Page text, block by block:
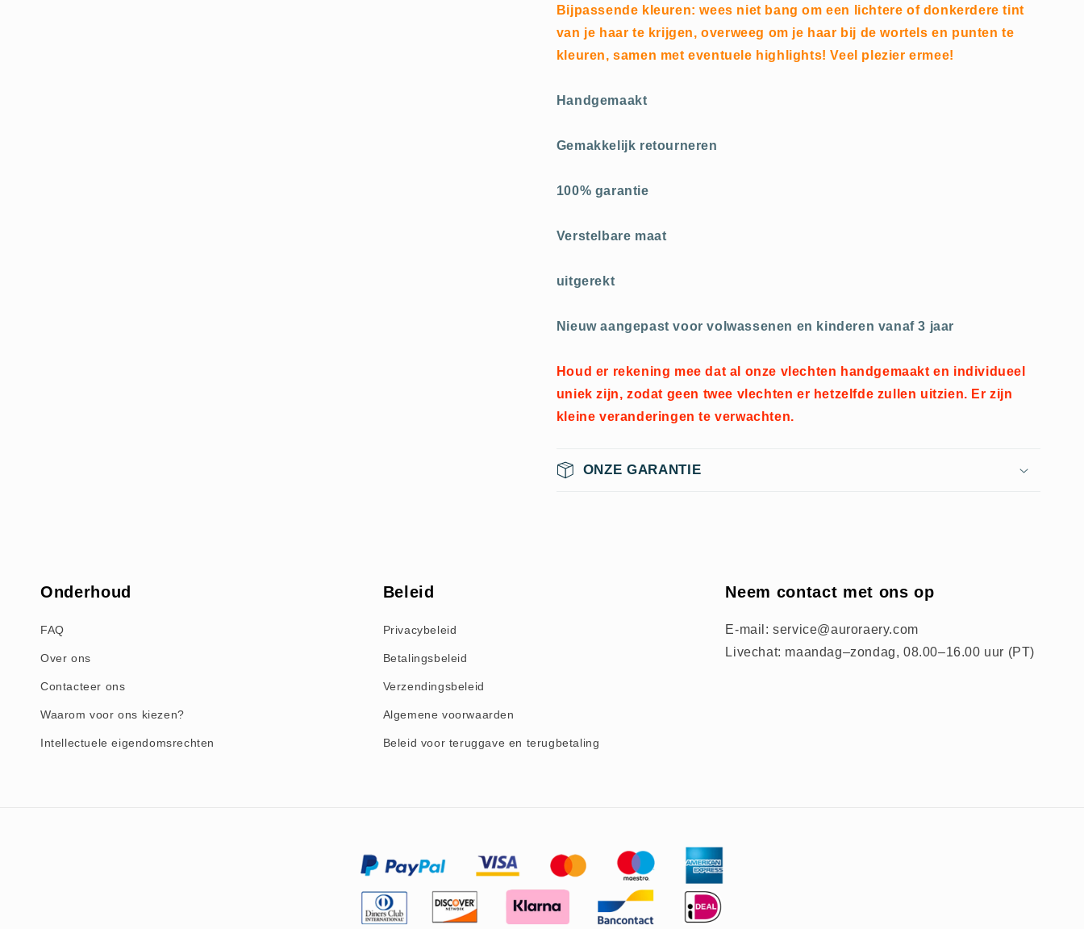
Bijpassende kleuren: wees niet bang om een ​​lichtere of donkerdere tint
van je haar te krijgen, overweeg om je haar bij de wortels en punten te
kleuren, samen met eventuele highlights! Veel plezier ermee!
Handgemaakt
Gemakkelijk retourneren
100% garantie
Verstelbare maat
uitgerekt
Nieuw aangepast voor volwassenen en kinderen vanaf 3 jaar
Houd er rekening mee dat al onze vlechten handgemaakt en individueel
uniek zijn, zodat geen twee vlechten er hetzelfde zullen uitzien. Er zijn
kleine veranderingen te verwachten.
ONZE GARANTIE
Onderhoud
FAQ
Over ons
Contacteer ons
Waarom voor ons kiezen?
Intellectuele eigendomsrechten
Beleid
Privacybeleid
Betalingsbeleid
Verzendingsbeleid
Algemene voorwaarden
Beleid voor teruggave en terugbetaling
Neem contact met ons op
E-mail: service@auroraery.com
Livechat: maandag–zondag, 08.00–16.00 uur (PT)